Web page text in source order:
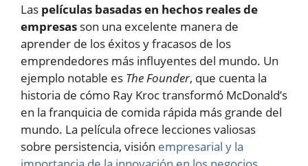
Las películas basadas en hechos reales de
empresas son una excelente manera de
aprender de los éxitos y fracasos de los
emprendedores más influyentes del mundo. Un
ejemplo notable es The Founder, que cuenta la
historia de cómo Ray Kroc transformó McDonald’s
en la franquicia de comida rápida más grande del
mundo. La película ofrece lecciones valiosas
sobre persistencia, visión empresarial y la